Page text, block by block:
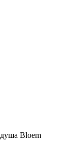
Bloem